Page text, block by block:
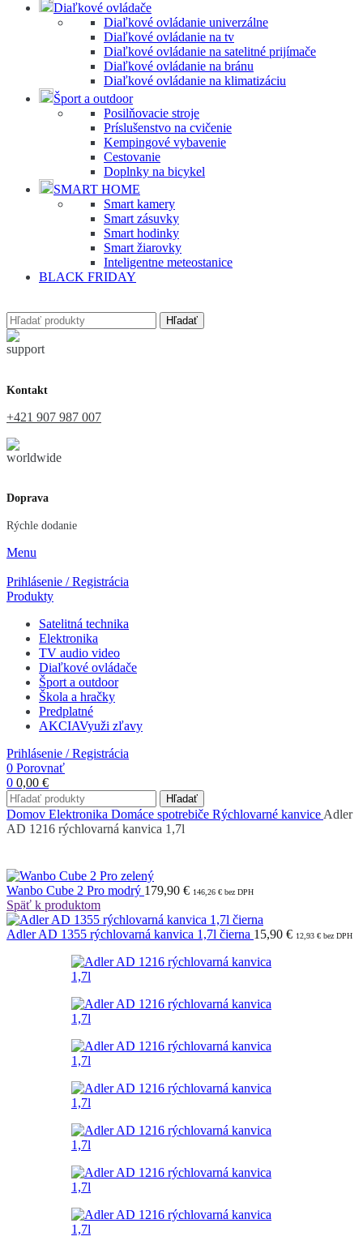
Diaľkové ovládače
Diaľkové ovládanie univerzálne
Diaľkové ovládanie na tv
Diaľkové ovládanie na satelitné prijímače
Diaľkové ovládanie na bránu
Diaľkové ovládanie na klimatizáciu
Šport a outdoor
Posilňovacie stroje
Príslušenstvo na cvičenie
Kempingové vybavenie
Cestovanie
Doplnky na bicykel
SMART HOME
Smart kamery
Smart zásuvky
Smart hodinky
Smart žiarovky
Inteligentne meteostanice
BLACK FRIDAY
Hľadať
Kontakt
+421 907 987 007
Doprava
Rýchle dodanie
Menu
Prihlásenie / Registrácia
Produkty
Satelitná technika
Elektronika
TV audio video
Diaľkové ovládače
Šport a outdoor
Škola a hračky
Predplatné
AKCIAVyuži zľavy
Prihlásenie / Registrácia
0 Porovnať
0 0,00 €
Hľadať
Domov Elektronika Domáce spotrebiče Rýchlovarné kanvice Adler
AD 1216 rýchlovarná kanvica 1,7l
Wanbo Cube 2 Pro modrý 179,90 € 146,26 € bez DPH
Späť k produktom
Adler AD 1355 rýchlovarná kanvica 1,7l čierna 15,90 € 12,93 € bez DPH